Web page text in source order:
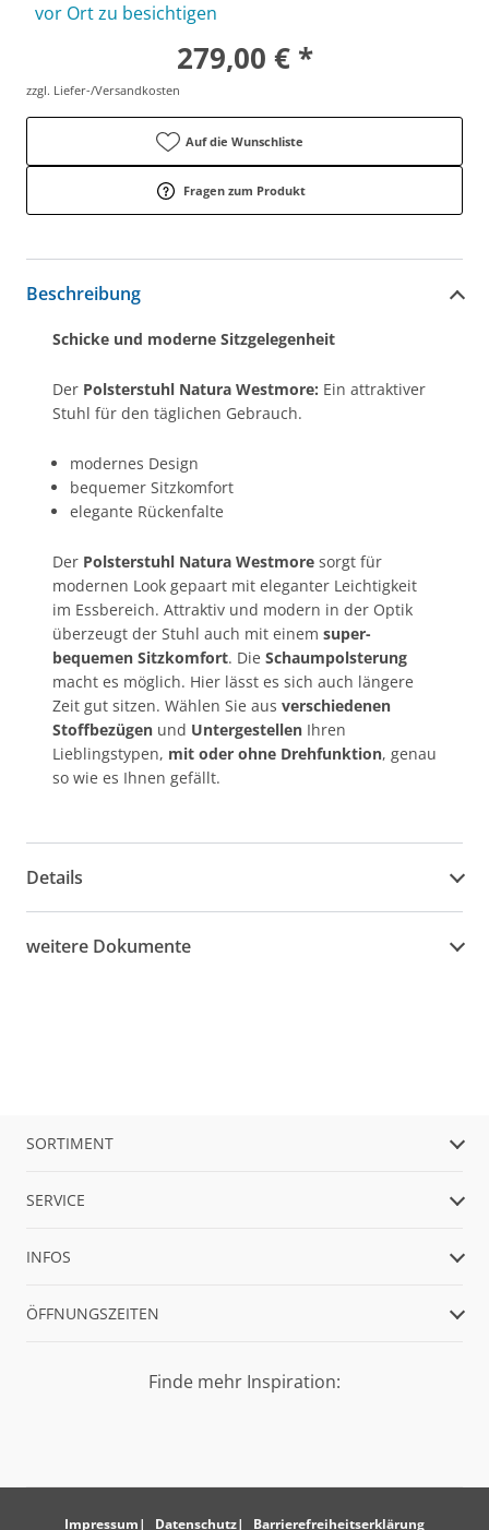
vor Ort zu besichtigen
279,00 € *
zzgl. Liefer-/Versandkosten
Auf die Wunschliste
Fragen zum Produkt
Beschreibung
Schicke und moderne Sitzgelegenheit
Der Polsterstuhl Natura Westmore: Ein attraktiver
Stuhl für den täglichen Gebrauch.
modernes Design
bequemer Sitzkomfort
elegante Rückenfalte
Der Polsterstuhl Natura Westmore sorgt für
modernen Look gepaart mit eleganter Leichtigkeit
im Essbereich. Attraktiv und modern in der Optik
überzeugt der Stuhl auch mit einem super-
bequemen Sitzkomfort. Die Schaumpolsterung
macht es möglich. Hier lässt es sich auch längere
Zeit gut sitzen. Wählen Sie aus verschiedenen
Stoffbezügen und Untergestellen Ihren
Lieblingstypen, mit oder ohne Drehfunktion, genau
so wie es Ihnen gefällt.
Details
weitere Dokumente
SORTIMENT
SERVICE
INFOS
ÖFFNUNGSZEITEN
Finde mehr Inspiration:
Impressum Datenschutz Barrierefreiheitserklärung